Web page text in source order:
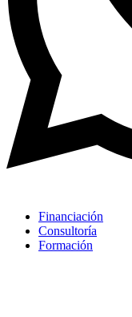
Financiación
Consultoría
Formación